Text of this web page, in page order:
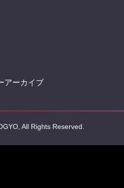
アーカイブ
All Rights Reserved.